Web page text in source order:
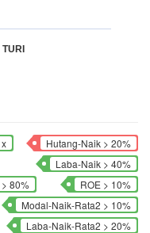
TURI
Hutang-Naik > 20%
Laba-Naik > 40%
80%
ROE > 10%
Modal-Naik-Rata2 > 10%
Laba-Naik-Rata2 > 20%